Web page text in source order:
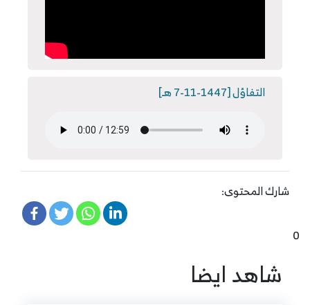
التفاؤل [1447-11-7 هـ]
شارك المحتوى:
0
شاهد ايضا